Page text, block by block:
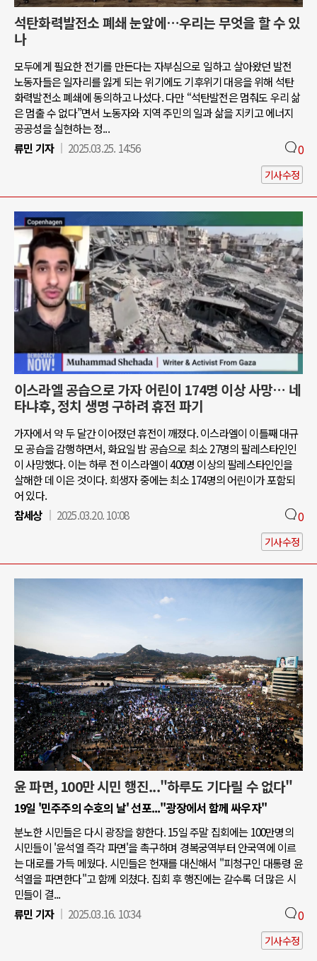
석탄화력발전소 폐쇄 눈앞에…우리는 무엇을 할 수 있
나
모두에게 필요한 전기를 만든다는 자부심으로 일하고 살아왔던 발전
노동자들은 일자리를 잃게 되는 위기에도 기후위기 대응을 위해 석탄
화력발전소 폐쇄에 동의하고 나섰다. 다만 “석탄발전은 멈춰도 우리 삶
은 멈출 수 없다”면서 노동자와 지역 주민의 일과 삶을 지키고 에너지
공공성을 실현하는 정...
류민 기자
2025.03.25. 14:56 0
기사수정
이스라엘 공습으로 가자 어린이 174명 이상 사망… 네
타냐후, 정치 생명 구하려 휴전 파기
가자에서 약 두 달간 이어졌던 휴전이 깨졌다. 이스라엘이 이틀째 대규
모 공습을 감행하면서, 화요일 밤 공습으로 최소 27명의 팔레스타인인
이 사망했다. 이는 하루 전 이스라엘이 400명 이상의 팔레스타인인을
살해한 데 이은 것이다. 희생자 중에는 최소 174명의 어린이가 포함되
어 있다.
참세상
2025.03.20. 10:08 0
기사수정
윤 파면, 100만 시민 행진..."하루도 기다릴 수 없다"
19일 '민주주의 수호의 날' 선포..."광장에서 함께 싸우자"
분노한 시민들은 다시 광장을 향한다. 15일 주말 집회에는 100만명의
시민들이 '윤석열 즉각 파면'을 촉구하며 경복궁역부터 안국역에 이르
는 대로를 가득 메웠다. 시민들은 헌재를 대신해서 "피청구인 대통령 윤
석열을 파면한다"고 함께 외쳤다. 집회 후 행진에는 갈수록 더 많은 시
민들이 결...
류민 기자
2025.03.16. 10:34 0
기사수정